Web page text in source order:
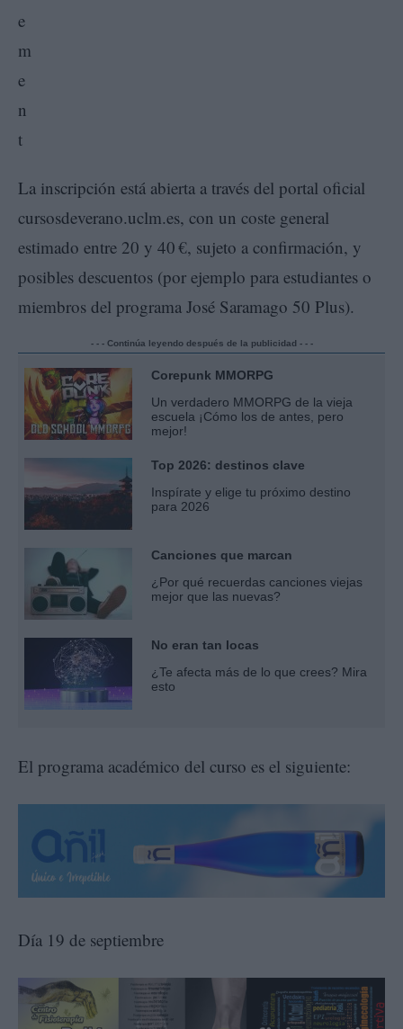
La inscripción está abierta a través del portal oficial
cursosdeverano.uclm.es, con un coste general
estimado entre 20 y 40 €, sujeto a confirmación, y
posibles descuentos (por ejemplo para estudiantes o
miembros del programa José Saramago 50 Plus).
- - - Continúa leyendo después de la publicidad - - -
Corepunk MMORPG
Un verdadero MMORPG de la vieja
escuela ¡Cómo los de antes, pero
mejor!
Top 2026: destinos clave
Inspírate y elige tu próximo destino
para 2026
Canciones que marcan
¿Por qué recuerdas canciones viejas
mejor que las nuevas?
No eran tan locas
¿Te afecta más de lo que crees? Mira
esto
El programa académico del curso es el siguiente:
Día 19 de septiembre